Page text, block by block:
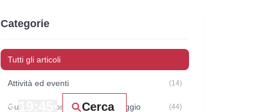
Cerca
Categorie
Tutti gli articoli
Attività ed eventi (14)
Guide e raccomandazioni di viaggio (44)